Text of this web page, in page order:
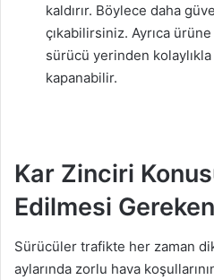
kaldırır. Böylece daha
çıkabilirsiniz. Ayrıca ürüne
sürücü yerinden kolaylıkla
kapanabilir.
Kar Zinciri
Edilmesi
Sürücüler trafikte her zaman
aylarında zorlu hava